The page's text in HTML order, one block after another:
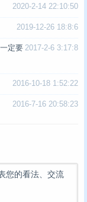
2020-2-14 22:10:50
2019-12-26 18:8:6
2017-2-6 3:17:8
定要
2016-10-18 1:52:22
2016-7-16 20:58:23
您的看法、交流